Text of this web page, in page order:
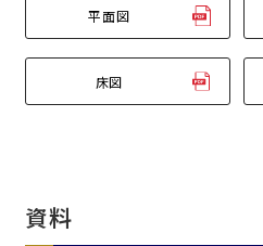
平面図
床図
資料
ベルサール新宿グランド
新宿住友ホール
新宿住友スカイルーム
ベルサール新宿セントラ
ベルサール東京日本橋
ベルサール秋葉原
ベルサール神田
飯田橋・九段・半蔵門
ベルサール半蔵門